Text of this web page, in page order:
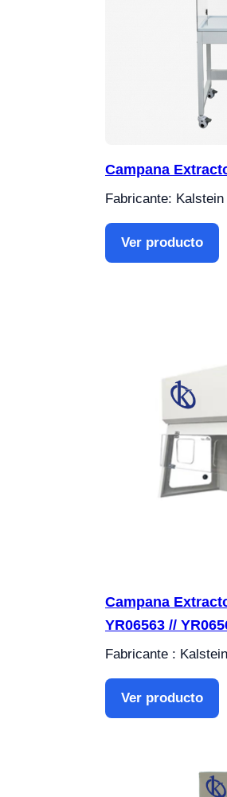
Campana
Fabricante: Kalstein
Ver producto
Campana
YR06563 //
Fabricante : Kalstein
Ver producto